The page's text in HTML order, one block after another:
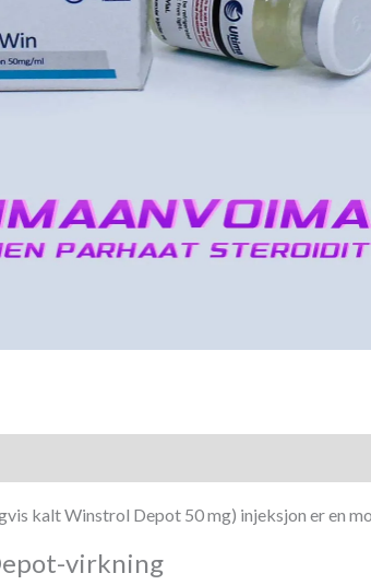
kalt Winstrol Depot 50 mg) injeksjon er en
virkning